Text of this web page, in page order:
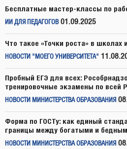
Бесплатные мастер-классы по
ИИ ДЛЯ ПЕДАГОГОВ 01.09.2025
Что такое «Точки роста» в школах
НОВОСТИ "МОЕГО УНИВЕРСИТЕТА"
Пробный ЕГЭ для всех:
тренировочные экзамены по всей
НОВОСТИ МИНИСТЕРСТВА ОБРАЗОВАНИЯ
Форма по ГОСТу: как единый
границы между богатыми и
НОВОСТИ МИНИСТЕРСТВА ОБРАЗОВАНИЯ